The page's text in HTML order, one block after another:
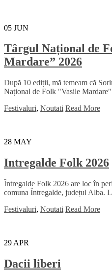
05 JUN
Târgul Național de
Mardare” 2026
După 10 ediții, mă temeam că
Național de Folk "Vasile
Festivaluri, Noutati Read More
28 MAY
Intregalde Folk 2026
Întregalde Folk 2026 are loc în
comuna Întregalde, județul Alba.
Festivaluri, Noutati Read More
29 APR
Dacii liberi